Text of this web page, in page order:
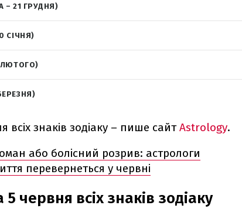
– 21 ГРУДНЯ)
СІЧНЯ)
ЛЮТОГО)
всіх знаків зодіаку – пише сайтAstrology.
або болісний розрив: астрологи
перевернеться у червні
червня всіх знаків зодіаку